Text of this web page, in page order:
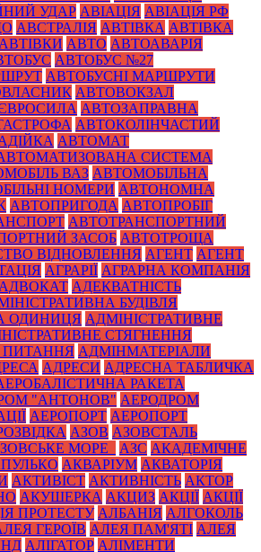
УДАР АВІАЦІЯ АВІАЦІЯ РФ
АВСТРАЛІЯ АВТІВКА АВТІВКА
АВТІВКИ АВТО АВТОАВАРІЯ
АВТОБУС №27
АВТОБУСНІ МАРШРУТИ
АВТОВОКЗАЛ
АВТОЗАПРАВНА
АВТОКОЛІНЧАСТИЙ
АВТОМАТ
СИСТЕМА
ВАЗ АВТОМОБІЛЬНА
НОМЕРИ АВТОНОМНА
АВТОПРИГОДА АВТОПРОБІГ
АВТОТРАНСПОРТНИЙ
ЗАСОБ АВТОТРОЩА
ВІДНОВЛЕННЯ АГЕНТ АГЕНТ
АГРАРІЇ АГРАРНА КОМПАНІЯ
АДВОКАТ АДЕКВАТНІСТЬ
БУДІВЛЯ
ОДИНИЦЯ АДМІНІСТРАТИВНЕ
СТЯГНЕННЯ
ПИТАННЯ АДМІНМАТЕРІАЛИ
АДРЕСИ АДРЕСНА ТАБЛИЧКА
РАКЕТА
"АНТОНОВ" АЕРОДРОМ
АЕРОПОРТ АЕРОПОРТ
АЗОВ АЗОВСТАЛЬ
МОРЕ_ АЗС АКАДЕМІЧНЕ
АКВАРІУМ АКВАТОРІЯ
АКТИВІСТ АКТИВНІСТЬ АКТОР
АКУШЕРКА АКЦИЗ АКЦІЇ АКЦІЇ
ПРОТЕСТУ АЛБАНІЯ АЛГОКОЛЬ
ГЕРОЇВ АЛЕЯ ПАМ'ЯТІ АЛЕЯ
АЛІГАТОР АЛІМЕНТИ